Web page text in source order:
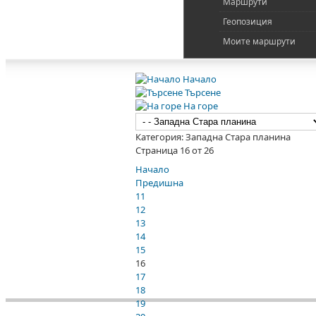
Геопозиция
Моите маршрути
Начало
Търсене
На горе
Категория: Западна Стара планина
Страница 16 от 26
Начало
Предишна
11
12
13
14
15
16
17
18
19